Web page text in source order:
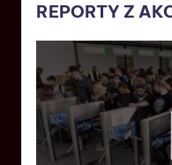
REPORTY Z